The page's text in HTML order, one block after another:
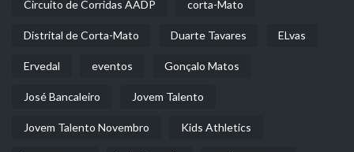
Circuito de Corridas AADP corta-Mato
Distrital de Corta-Mato Duarte Tavares ELvas
Ervedal eventos Gonçalo Matos
José Bancaleiro Jovem Talento
Jovem Talento Novembro Kids Athletics